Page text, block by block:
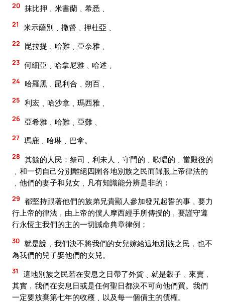
20 抹比押﹑米書蘭﹑希悉﹑
21 米示薩別﹑撒督﹑押杜亞﹑
22 毘拉提﹑哈難﹑亞奈雅﹑
23 何細亞﹑哈拿尼雅﹑哈述﹑
24 哈羅黑﹑毘利合﹑朔百﹑
25 利宏﹑哈沙拿﹑瑪西雅﹑
26 亞希雅﹑哈難﹑亞難﹑
27 瑪鹿﹑哈琳﹑巴拿。
28 其餘的人民：祭司﹑利未人﹑守門的﹑歌唱的﹑當殿役的
﹑和一切自己分別離絕四圍各地別族之民而歸服上帝律法的
﹑他們的妻子和兒女﹑凡有知識能分辨是非的：
29 都堅持跟著他們的族弟兄貴顯人參加發咒起誓的事﹑要力
行上帝的律法﹐由上帝的僕人摩西經手所傳授的﹐要謹守遵
行永恆主我們的主的一切誡命典章律例；
30 就是說﹐我們決不將我們的女兒嫁給這地別族之民﹐也不
為我們的兒子娶他們的女兒。
31
這地別族之民若在安息之日帶了外貨﹑就是穀子﹑來賣﹐
其實﹐我們在安息日或是任何聖日都決不可向他們買。我們
一定要放棄第七年的收穫﹑以及每一個債主的債權。